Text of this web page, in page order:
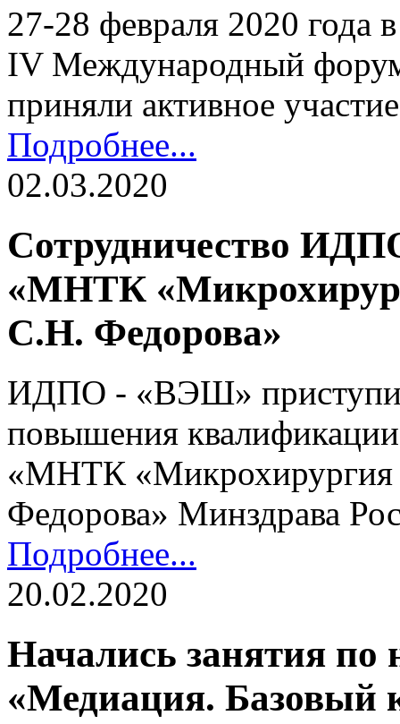
27-28 февраля 2020 года
IV Международный форум
приняли активное
Подробнее...
02.03.2020
Сотрудничество
«МНТК
С.Н. Федорова»
ИДПО - «ВЭШ»
повышения
«МНТК «Микрохирургия
Федорова» Минздрава
Подробнее...
20.02.2020
Начались занятия по
«Медиация. Базовый